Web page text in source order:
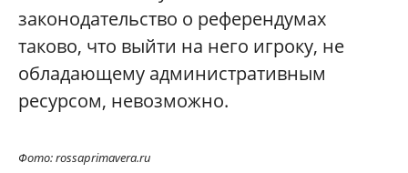
законодательство о референдумах
таково, что выйти на него игроку, не
обладающему административным
ресурсом, невозможно.
Фото: rossaprimavera.ru